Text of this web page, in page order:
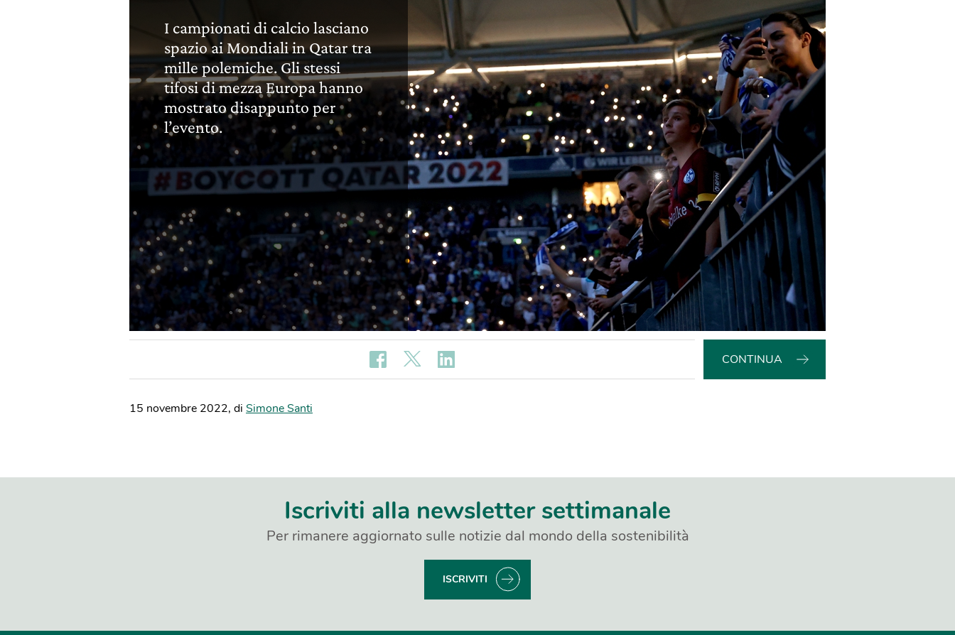
I campionati di calcio lasciano
spazio ai Mondiali in Qatar tra
mille polemiche. Gli stessi
tifosi di mezza Europa hanno
mostrato disappunto per
l’evento.
CONTINUA
15 novembre 2022, di Simone Santi
Iscriviti alla newsletter settimanale
Per rimanere aggiornato sulle notizie dal mondo della sostenibilità
ISCRIVITI